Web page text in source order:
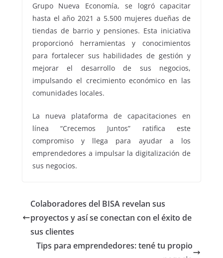
Grupo Nueva Economía, se logró capacitar
hasta el año 2021 a 5.500 mujeres dueñas de
tiendas de barrio y pensiones. Esta iniciativa
proporcionó herramientas y conocimientos
para fortalecer sus habilidades de gestión y
mejorar el desarrollo de sus negocios,
impulsando el crecimiento económico en las
comunidades locales.
La nueva plataforma de capacitaciones en
línea “Crecemos Juntos” ratifica este
compromiso y llega para ayudar a los
emprendedores a impulsar la digitalización de
sus negocios.
Colaboradores del BISA revelan sus
proyectos y así se conectan con el éxito de
sus clientes
Tips para emprendedores: tené tu propio